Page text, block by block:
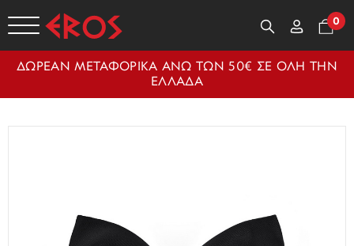
0
ΔΩΡΕΑΝ ΜΕΤΑΦΟΡΙΚΑ ΑΝΩ ΤΩΝ 50€ ΣΕ ΟΛΗ ΤΗΝ
ΕΛΛΑΔΑ